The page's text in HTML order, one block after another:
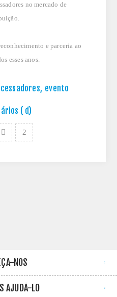
no mercado de
e parceria ao
esses anos.
, evento
( d)
NOS
AJUDÁ-LO